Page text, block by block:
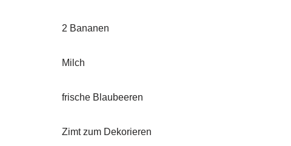
2 Bananen
Milch
frische Blaubeeren
Zimt zum Dekorieren